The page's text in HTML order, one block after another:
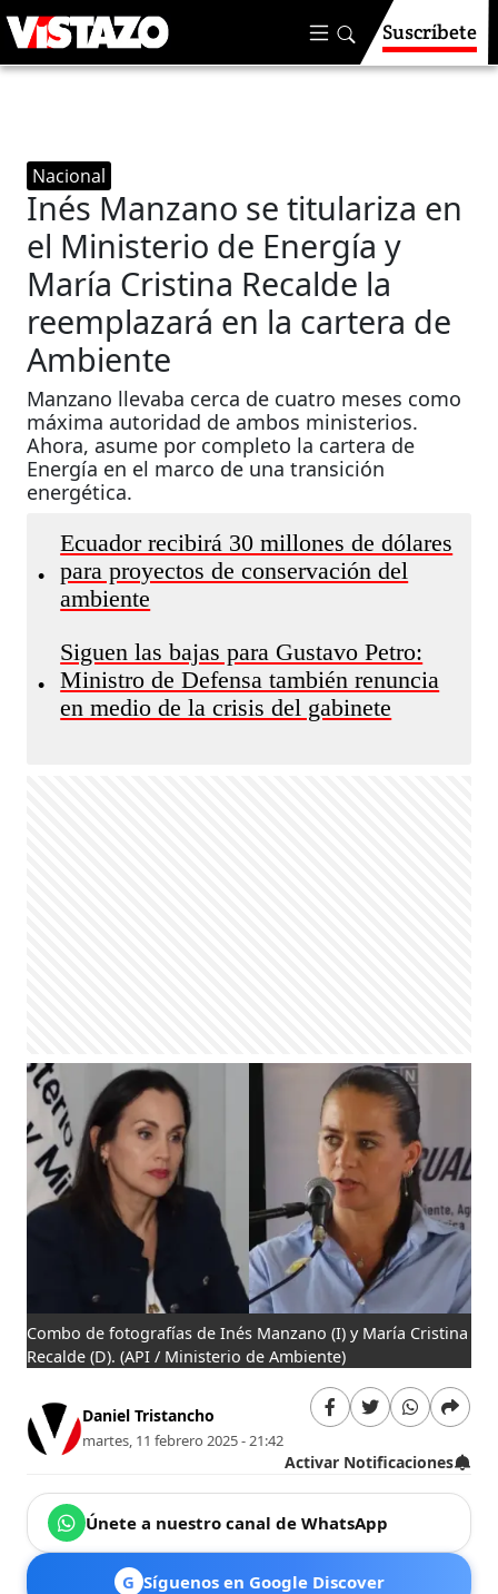
Suscríbete
Nacional
Inés Manzano se titulariza en
el Ministerio de Energía y
María Cristina Recalde la
reemplazará en la cartera de
Ambiente
Manzano llevaba cerca de cuatro meses como
máxima autoridad de ambos ministerios.
Ahora, asume por completo la cartera de
Energía en el marco de una transición
energética.
•
Ecuador recibirá 30 millones de dólares
para proyectos de conservación del
ambiente
•
Siguen las bajas para Gustavo Petro:
Ministro de Defensa también renuncia
en medio de la crisis del gabinete
Combo de fotografías de Inés Manzano (I) y María Cristina
Recalde (D). (API / Ministerio de Ambiente)
Daniel Tristancho
martes, 11 febrero 2025 - 21:42
Activar Notificaciones
Únete a nuestro canal de WhatsApp
G Síguenos en Google Discover